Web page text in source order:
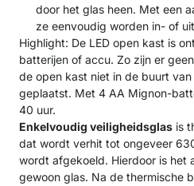
door het glas heen. Met een
ze eenvoudig worden in- of
Highlight: De LED open kast is
batterijen of accu. Zo zijn er
de open kast niet in de buurt
geplaatst. Met 4 AA Mignon-
40 uur.
Enkelvoudig veiligheidsglas is
dat wordt verhit tot ongeveer
wordt afgekoeld. Hierdoor is het
gewoon glas. Na de thermische